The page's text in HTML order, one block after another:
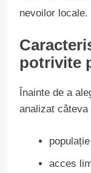
nevoilor locale.
potrivite
Înainte de a
analizat
acces